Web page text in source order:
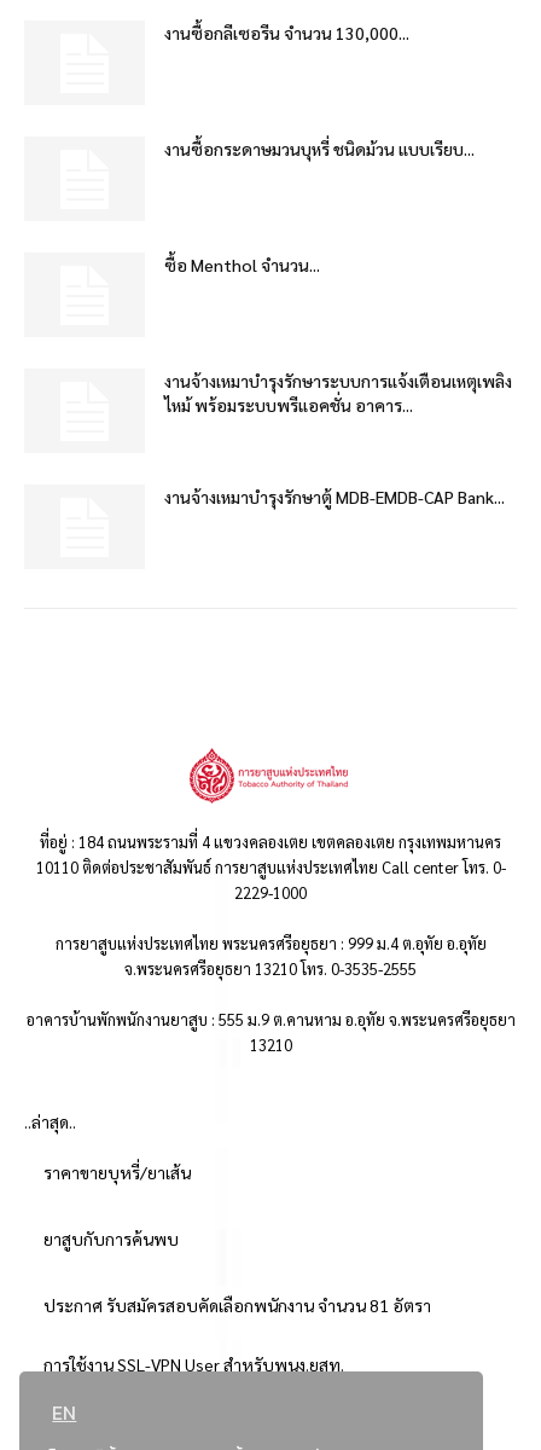
EN
งานซื้อกลีเซอรีน จำนวน 130,000...
งานซื้อกระดาษมวนบุหรี่ ชนิดม้วน แบบเรียบ...
ซื้อ Menthol จำนวน...
งานจ้างเหมาบำรุงรักษาระบบการแจ้งเตือนเหตุเพลิง
ไหม้ พร้อมระบบพรีแอคชั่น อาคาร...
งานจ้างเหมาบำรุงรักษาตู้ MDB-EMDB-CAP Bank...
ที่อยู่ : 184 ถนนพระรามที่ 4 แขวงคลองเตย เขตคลองเตย กรุงเทพมหานคร
10110 ติดต่อประชาสัมพันธ์ การยาสูบแห่งประเทศไทย Call center โทร. 0-
2229-1000
การยาสูบแห่งประเทศไทย พระนครศรีอยุธยา : 999 ม.4 ต.อุทัย อ.อุทัย
จ.พระนครศรีอยุธยา 13210 โทร. 0-3535-2555
อาคารบ้านพักพนักงานยาสูบ : 555 ม.9 ต.คานหาม อ.อุทัย จ.พระนครศรีอยุธยา
13210
..ล่าสุด..
ราคาขายบุหรี่/ยาเส้น
ยาสูบกับการค้นพบ
ประกาศ รับสมัครสอบคัดเลือกพนักงาน จำนวน 81 อัตรา
การใช้งาน SSL-VPN User สำหรับพนง.ยสท.
..ยอดนิยม..